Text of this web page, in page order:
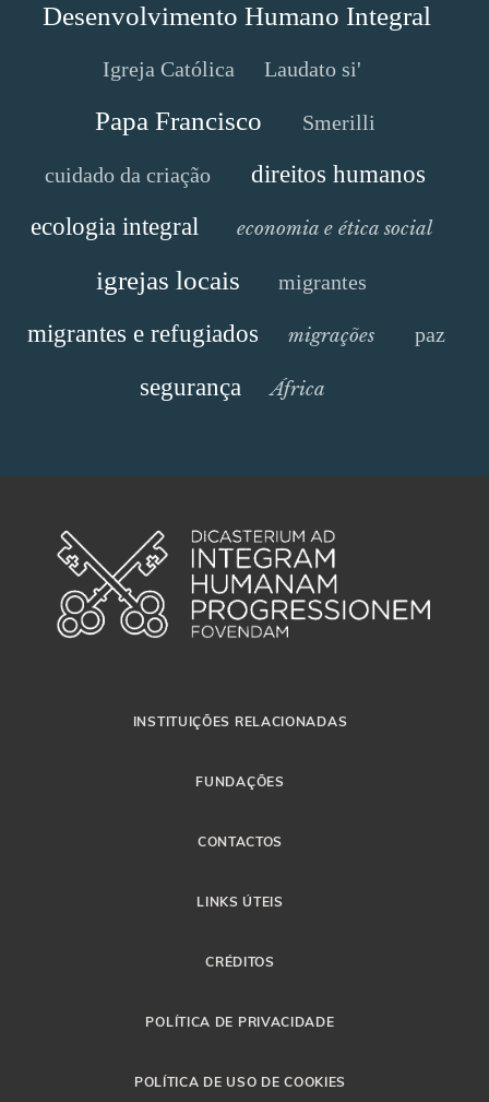
Desenvolvimento Humano Integral
Igreja Católica Laudato si'
Papa Francisco Smerilli
cuidado da criação
direitos humanos
ecologia integral
economia e ética social
igrejas locais migrantes
migrantes e refugiados migrações paz
segurança África
INSTITUIÇÕES RELACIONADAS
FUNDAÇÕES
CONTACTOS
LINKS ÚTEIS
CRÉDITOS
POLÍTICA DE PRIVACIDADE
POLÍTICA DE USO DE COOKIES